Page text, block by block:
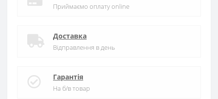
Приймаємо оплату online
Доставка
Відправлення в день
Гарантія
На б/в товар